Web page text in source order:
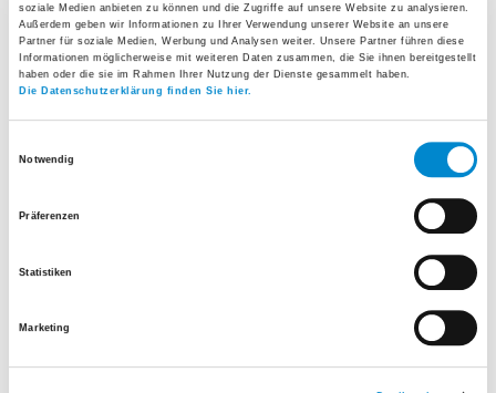
soziale Medien anbieten zu können und die Zugriffe auf unsere Website zu analysieren.
Außerdem geben wir Informationen zu Ihrer Verwendung unserer Website an unsere
Partner für soziale Medien, Werbung und Analysen weiter. Unsere Partner führen diese
Informationen möglicherweise mit weiteren Daten zusammen, die Sie ihnen bereitgestellt
haben oder die sie im Rahmen Ihrer Nutzung der Dienste gesammelt haben.
Die Datenschutzerklärung finden Sie hier.
Notwendig
Präferenzen
Statistiken
Marketing
Zahlen und Fakten